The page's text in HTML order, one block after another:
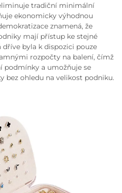
tradiční minimální
ekonomicky výhodnou
znamená, že
mají přístup ke stejné
dříve byla k dispozici pouze
rozpočty na balení, čímž
podmínky a umožňuje se
bez ohledu na velikost podniku.